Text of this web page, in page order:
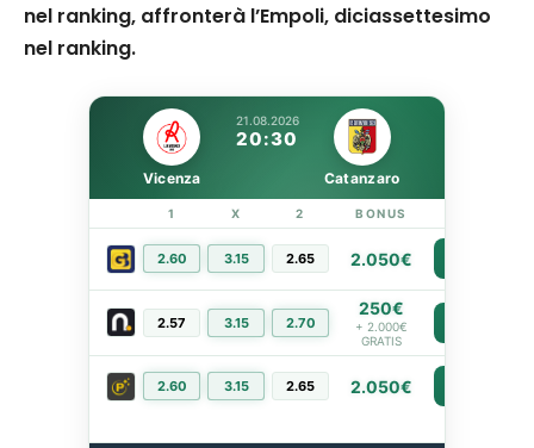
nel ranking, affronterà l’Empoli, diciassettesimo
nel ranking.
21.08.2026
20:30
Vicenza Catanzaro
1 X 2 BONUS
2.60 3.15 2.65 2.050€
2.57 3.15 2.70
250€
+ 2.000€
GRATIS
2.60 3.15 2.65 2.050€